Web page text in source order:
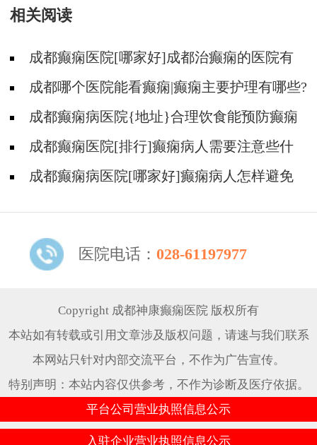
相关阅读
成都癫痫医院[哪家好]成都治癫痫的医院有
哪些?成都哪个医院能看癫痫|癫痫主要护理有哪些?
成都癫痫病医院{地址}合理饮食能预防癫痫
发作吗?
成都癫痫医院[排行]癫痫病人需要注意些什
么
成都癫痫病医院[哪家好]癫痫病人怎样避免
医院电话： 028-61197977
Copyright 成都神康癫痫医院 版权所有
本站如有转载或引用文章涉及版权问题，请速与我们联系
本网站只针对内部交流平台，不作为广告宣传。
特别声明：本站内容仅供参考，不作为诊断及医疗依据。
平台公司营业执照信息公示
入驻企业营业执照信息公示